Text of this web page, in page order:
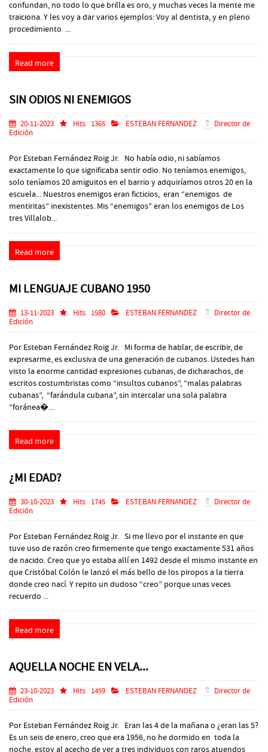
confundan, no todo lo que brilla es oro, y muchas veces la mente me
traiciona. Y les voy a dar varios ejemplos: Voy al dentista, y en pleno
procedimiento ...
Read more
SIN ODIOS NI ENEMIGOS
20-11-2023 Hits: 1365 ESTEBAN FERNANDEZ
Director de
Edición
Por Esteban Fernández Roig Jr. No había odio, ni sabíamos
exactamente lo que significaba sentir odio. No teníamos enemigos,
solo teníamos 20 amiguitos en el barrio y adquiríamos otros 20 en la
escuela... Nuestros enemigos eran ficticios, eran “enemigos de
mentiritas” inexistentes. Mis “enemigos” eran los enemigos de Los
tres Villalob...
Read more
MI LENGUAJE CUBANO 1950
13-11-2023 Hits: 1580 ESTEBAN FERNANDEZ
Director de
Edición
Por Esteban Fernández Roig Jr. Mi forma de hablar, de escribir, de
expresarme, es exclusiva de una generación de cubanos. Ustedes han
visto la enorme cantidad expresiones cubanas, de dicharachos, de
escritos costumbristas como “insultos cubanos”, “malas palabras
cubanas”, “farándula cubana”, sin intercalar una sola palabra
“foránea�...
Read more
¿MI EDAD?
30-10-2023 Hits: 1745 ESTEBAN FERNANDEZ
Director de
Edición
Por Esteban Fernández Roig Jr. Si me llevo por el instante en que
tuve uso de razón creo firmemente que tengo exactamente 531 años
de nacido. Creo que yo estaba allí en 1492 desde el mismo instante en
que Cristóbal Colón le lanzó el más bello de los piropos a la tierra
donde creo nací. Y repito un dudoso “creo” porque unas veces
recuerdo ...
Read more
AQUELLA NOCHE EN VELA...
23-10-2023 Hits: 1459 ESTEBAN FERNANDEZ
Director de
Edición
Por Esteban Fernández Roig Jr. Eran las 4 de la mañana o ¿eran las 5?
Es un seis de enero, creo que era 1956, no he dormido en toda la
noche, estoy al acecho de ver a tres individuos con raros atuendos